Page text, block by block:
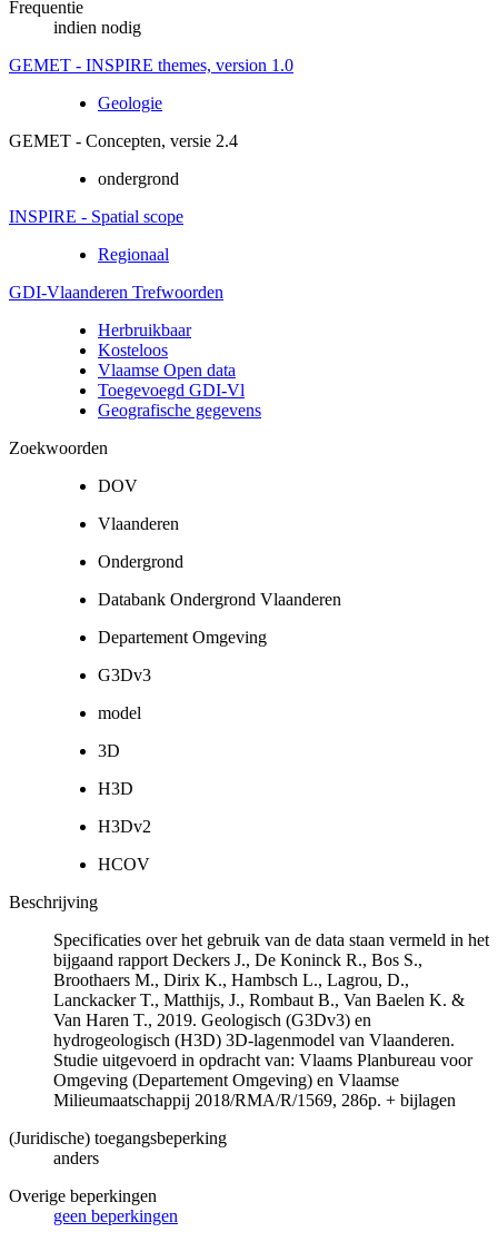
Frequentie
indien nodig
GEMET - INSPIRE themes, version 1.0
Geologie
GEMET - Concepten, versie 2.4
ondergrond
INSPIRE - Spatial scope
Regionaal
GDI-Vlaanderen Trefwoorden
Herbruikbaar
Kosteloos
Vlaamse Open data
Toegevoegd GDI-Vl
Geografische gegevens
Zoekwoorden
DOV
Vlaanderen
Ondergrond
Databank Ondergrond Vlaanderen
Departement Omgeving
G3Dv3
model
3D
H3D
H3Dv2
HCOV
Beschrijving
Specificaties over het gebruik van de data staan vermeld in het
bijgaand rapport Deckers J., De Koninck R., Bos S.,
Broothaers M., Dirix K., Hambsch L., Lagrou, D.,
Lanckacker T., Matthijs, J., Rombaut B., Van Baelen K. &
Van Haren T., 2019. Geologisch (G3Dv3) en
hydrogeologisch (H3D) 3D-lagenmodel van Vlaanderen.
Studie uitgevoerd in opdracht van: Vlaams Planbureau voor
Omgeving (Departement Omgeving) en Vlaamse
Milieumaatschappij 2018/RMA/R/1569, 286p. + bijlagen
(Juridische) toegangsbeperking
anders
Overige beperkingen
geen beperkingen